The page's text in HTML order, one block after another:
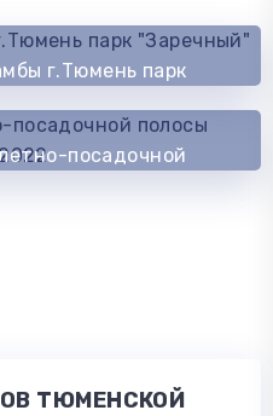
г.Тюмень парк
посадочной
ТЮМЕНСКОЙ